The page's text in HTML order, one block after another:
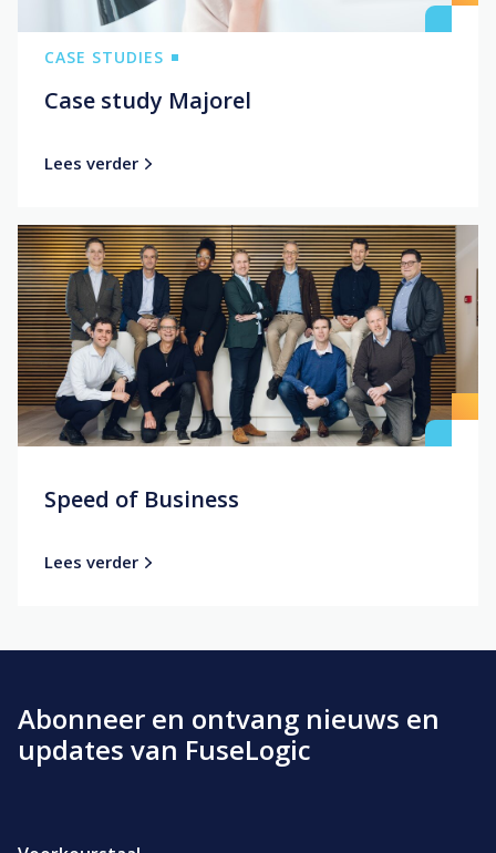
CASE STUDIES
Case study Majorel
Lees verder
Speed of Business
Lees verder
Abonneer en ontvang nieuws en
updates van FuseLogic